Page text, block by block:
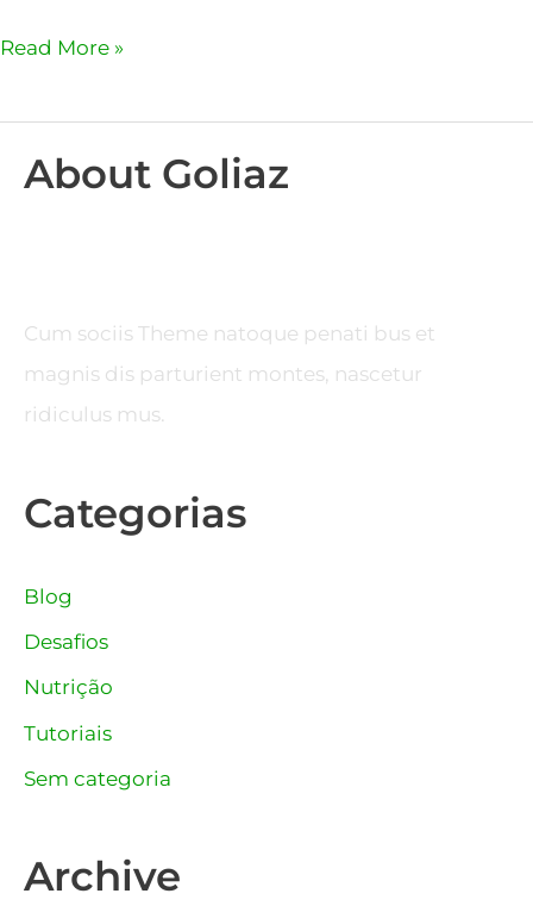
Read More »
About Goliaz
Cum sociis Theme natoque penati bus et
magnis dis parturient montes, nascetur
ridiculus mus.
Categorias
Blog
Desafios
Nutrição
Tutoriais
Sem categoria
Archive